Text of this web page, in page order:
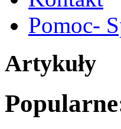
Pomoc-
Artykuły